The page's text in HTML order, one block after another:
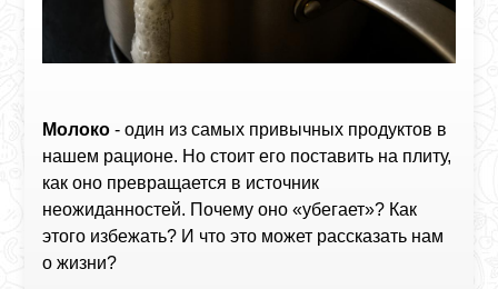
Молоко - один из самых привычных продуктов в
нашем рационе. Но стоит его поставить на плиту,
как оно превращается в источник
неожиданностей. Почему оно «убегает»? Как
этого избежать? И что это может рассказать нам
о жизни?